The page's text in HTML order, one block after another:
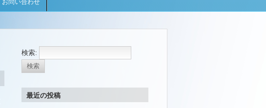
お問い合わせ
検索:
最近の投稿